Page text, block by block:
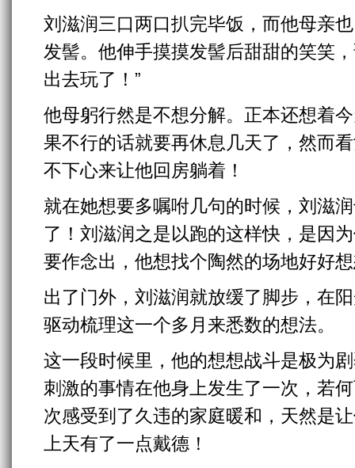
刘滋润三口两口扒完毕饭，而他母亲
发髻。他伸手摸摸发髻后甜甜的笑笑
出去玩了！”
他母躬行然是不想分解。正本还想着
果不行的话就要再休息几天了，然而
不下心来让他回房躺着！
就在她想要多嘱咐几句的时候，刘滋
了！刘滋润之是以跑的这样快，是因
要作念出，他想找个陶然的场地好好
出了门外，刘滋润就放缓了脚步，在
驱动梳理这一个多月来悉数的想法。
这一段时候里，他的想想战斗是极为
刺激的事情在他身上发生了一次，若
次感受到了久违的家庭暖和，天然是
上天有了一点戴德！